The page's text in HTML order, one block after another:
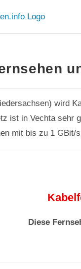
wird
ist in Vechta sehr
mit bis zu 1 GBit/
Diese